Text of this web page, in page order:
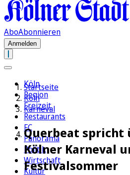
AboAbonnieren
Anmelden
Köln
Region
Freizeit
Restaurants
FC
Panorama
Politik
Wirtschaft
Kultur
Startseite
Köln
Karneval
Querbeat spricht
Kölner Karneval
Festivalsommer